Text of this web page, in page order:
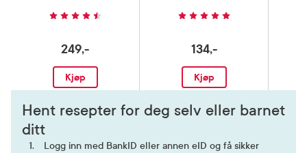
249,-
Kjøp
134,-
Kjøp
Hent resepter for deg selv eller barnet
ditt
Logg inn med BankID eller annen eID og få sikker